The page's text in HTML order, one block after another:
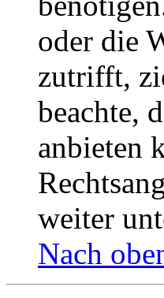
oder die
zutrifft,
beachte,
anbieten
weiter
Nach